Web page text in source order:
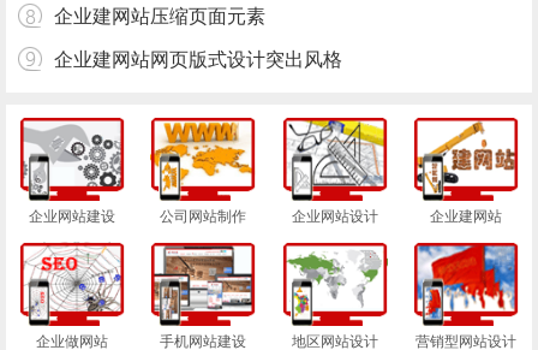
企业建网站压缩页面元素
企业建网站网页版式设计突出风格
企业网站建设 公司网站制作 企业网站设计 企业建网站
企业做网站 手机网站建设 地区网站设计 营销型网站设计